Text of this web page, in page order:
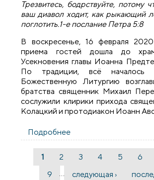
Трезвитесь, бодрствуйте, потому
ваш диавол ходит, как рыкающий
поглотить.1-е послание Петра 5:8
В воскресенье, 16 февраля
приема гостей дошла до
Усекновения главы Иоанна
По традиции, всё началось
Божественную Литургию
братства священник Михаил
сослужили клирики прихода
Колацкий и протодиакон Иоанн
Подробнее
трезвости
приход в честь
Иоанна Предтечи
Страницы
1 2 3 4 5 6
9
… следующая ›